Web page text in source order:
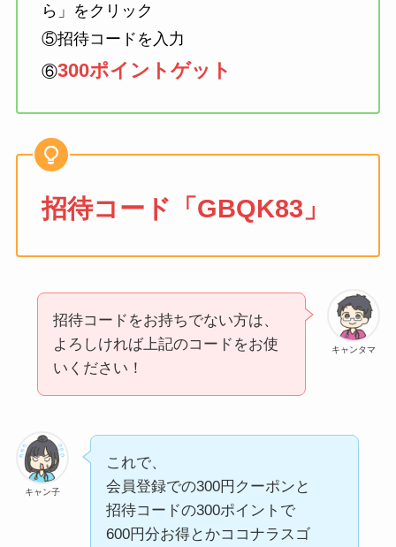
ら」をクリック
⑤招待コードを入力
⑥300ポイントゲット
招待コード「GBQK83」
キャンタマ
招待コードをお持ちでない方は、
よろしければ上記のコードをお使
いください！
キャン子
これで、
会員登録での300円クーポンと
招待コードの300ポイントで
600円分お得とかココナラスゴ